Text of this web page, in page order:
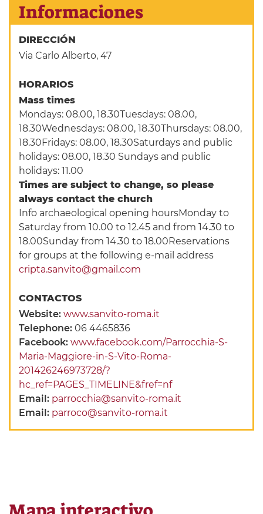
Informaciones
DIRECCIÓN
Via Carlo Alberto, 47
HORARIOS
Mass times
Mondays: 08.00, 18.30Tuesdays: 08.00,
18.30Wednesdays: 08.00, 18.30Thursdays: 08.00,
18.30Fridays: 08.00, 18.30Saturdays and public
holidays: 08.00, 18.30 Sundays and public
holidays: 11.00
Times are subject to change, so please
always contact the church
Info archaeological opening hoursMonday to
Saturday from 10.00 to 12.45 and from 14.30 to
18.00Sunday from 14.30 to 18.00Reservations
for groups at the following e-mail address
cripta.sanvito@gmail.com
CONTACTOS
Website:www.sanvito-roma.it
Telephone:06 4465836
Facebook:www.facebook.com/Parrocchia-S-
Maria-Maggiore-in-S-Vito-Roma-
201426246973728/?
hc_ref=PAGES_TIMELINE&fref=nf
Email: parrocchia@sanvito-roma.it
Email: parroco@sanvito-roma.it